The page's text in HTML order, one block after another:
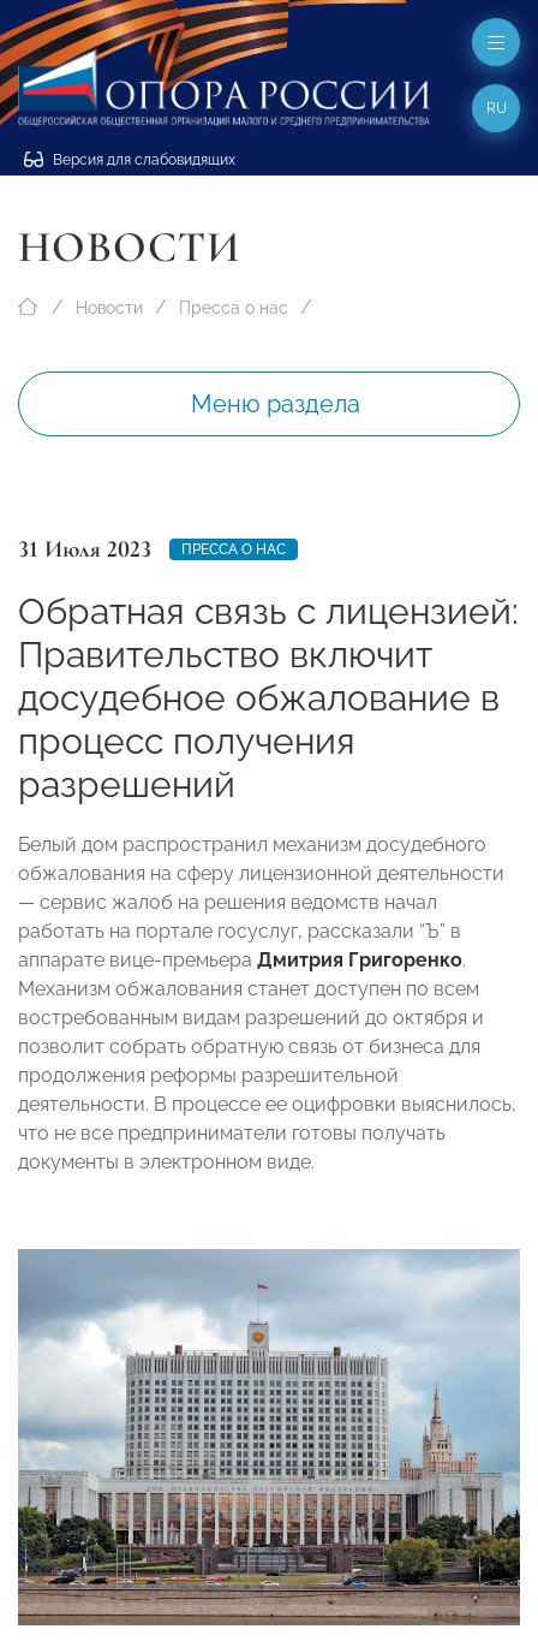
Версия для слабовидящих
RU
НОВОСТИ
Новости Пресса о нас
Меню раздела
31 Июля 2023 ПРЕССА О НАС
Обратная связь с лицензией:
Правительство включит
досудебное обжалование в
процесс получения
разрешений
Белый дом распространил механизм досудебного
обжалования на сферу лицензионной деятельности
— сервис жалоб на решения ведомств начал
работать на портале госуслуг, рассказали “Ъ” в
аппарате вице-премьера Дмитрия Григоренко.
Механизм обжалования станет доступен по всем
востребованным видам разрешений до октября и
позволит собрать обратную связь от бизнеса для
продолжения реформы разрешительной
деятельности. В процессе ее оцифровки выяснилось,
что не все предприниматели готовы получать
документы в электронном виде.